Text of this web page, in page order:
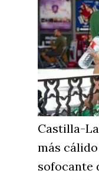
Castilla-
más
sofocante